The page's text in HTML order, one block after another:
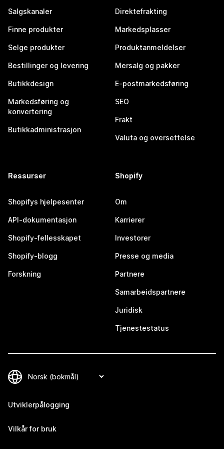
Salgskanaler
Finne produkter
Selge produkter
Bestillinger og levering
Butikkdesign
Markedsføring og
konvertering
Butikkadministrasjon
Direktefrakting
Markedsplasser
Produktanmeldelser
Mersalg og pakker
E-postmarkedsføring
SEO
Frakt
Valuta og oversettelse
Ressurser
Shopifys hjelpesenter
API-dokumentasjon
Shopify-fellesskapet
Shopify-blogg
Forskning
Shopify
Om
Karrierer
Investorer
Presse og media
Partnere
Samarbeidspartnere
Juridisk
Tjenestestatus
Utviklerpålogging
Vilkår for bruk